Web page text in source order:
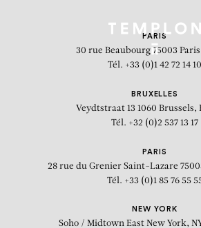
PARIS
30 rue Beaubourg 75003
Tél. +33 (0)1 42 72 14 10
BRUXELLES
Veydtstraat 13 1060 Brussels,
Tél. +32 (0)2 537 13 17
PARIS
28 rue du Grenier Saint-Lazare
Tél. +33 (0)1 85 76 55
NEW YORK
Soho / Midtown East New York,